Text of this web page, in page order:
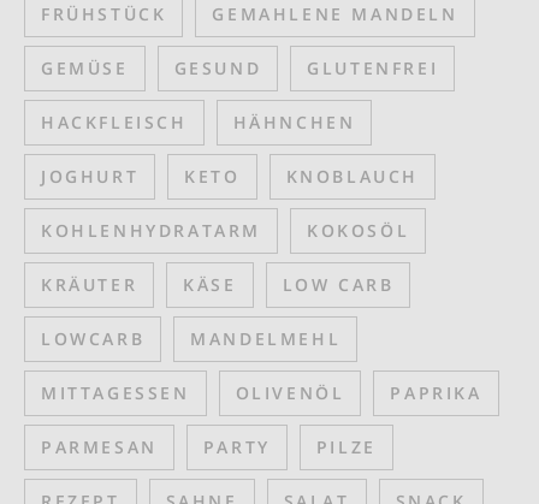
FRÜHSTÜCK GEMAHLENE MANDELN
GEMÜSE GESUND GLUTENFREI
HACKFLEISCH HÄHNCHEN
JOGHURT KETO KNOBLAUCH
KOHLENHYDRATARM KOKOSÖL
KRÄUTER KÄSE LOW CARB
LOWCARB MANDELMEHL
MITTAGESSEN OLIVENÖL PAPRIKA
PARMESAN PARTY PILZE